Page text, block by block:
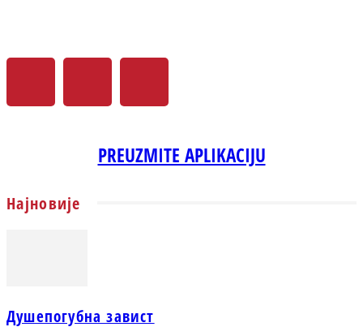
PREUZMITE APLIKACIJU
Најновије
Душепогубна завист